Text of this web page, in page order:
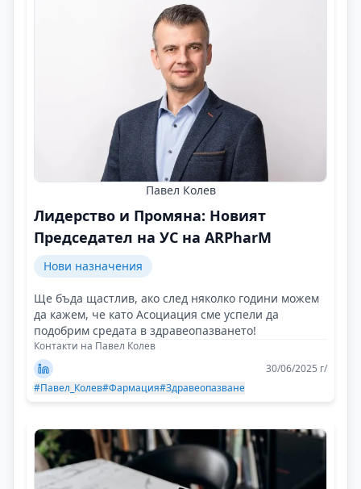
Павел Колев
Лидерство и Промяна: Новият
Председател на УС на ARPharM
Нови назначения
Ще бъда щастлив, ако след няколко години можем
да кажем, че като Асоциация сме успели да
подобрим средата в здравеопазването!
Контакти на Павел Колев
30/06/2025 г/
#Павел_Колев#Фармация#Здравеопазване